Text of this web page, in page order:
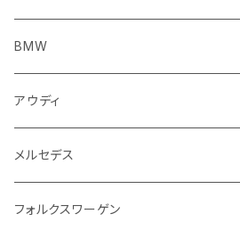
ランドローバー
ルノー
キャデラック
アストンマーティン
キャデラック
シボレー
シトロエン
アルファロメオ
キャデラック
シボレー
クライスラー
シトロエン
グローブボックス
シフトレバー
センターコンソール
ステアリングホイール
プジョー
ハスクバーナ
ロイヤルエンフィールド
キムコ
タンク系
キャブレター
その他
アクセルブレーキペダル
ケーブル系
エンジン回り
ミラー
サイドミラー
トランクマット
タンドラ
ライト系
エンジン系部品
スポイラー
ワイパー系
マフラー
サイドミラー
バイク ハンドル系
エンジン系
エンジンカバー
足回り系
リアガラス回り
ライト系
インパネ周り
その他
ワイパー
足回り系
フェンダー
バンパー
ライト系
ヘッドライト
トランクマット
ワイパー
運転席周り
足回り
サスペンション
フロントガラス回り
ワイパー
その他
足回り系
フェンダー
フロアマット
トランクマット
シートカバー
BMW
フロアマット
オーディオ系
サイドミラー
アウディ
フロアマット
プラグ系
メルセデス
フロアマット
フォルクスワーゲン